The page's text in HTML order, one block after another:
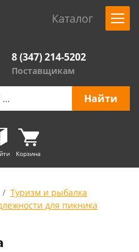
Каталог
8 (347) 214-5202
Поставщикам
Корзина
Туризм и рыбалка
для пикника